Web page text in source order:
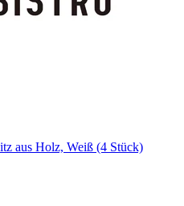
aus Holz, Weiß (4 Stück)